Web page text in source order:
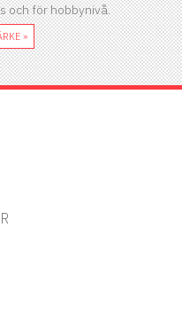
och för hobbynivå.
»